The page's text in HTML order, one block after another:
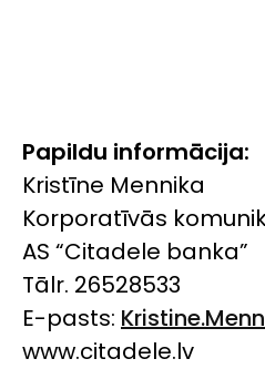
Papildu informācija:
Kristīne Mennika
Korporatīvās
AS “Citadele banka”
Tālr. 26528533
E-pasts:
www.citadele.lv